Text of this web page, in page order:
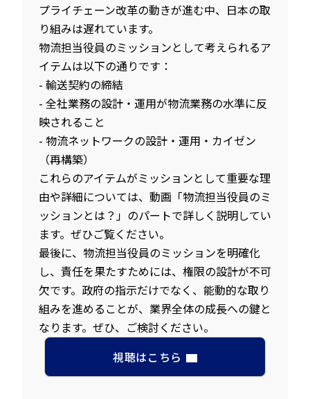
プライチェーン改革の動きが進む中、日本の取
り組みは遅れています。
物流担当役員のミッションとして考えられるア
イテムは以下の通りです：
- 輸送契約の締結
- 全社業務の設計・運用が物流業務の水準に反
映されること
- 物流ネットワークの設計・運用・カイゼン
（再構築）
これらのアイテムがミッションとして重要な理
由や詳細については、動画「物流担当役員のミ
ッションとは？」のパートで詳しく説明してい
ます。ぜひご覧ください。
最後に、物流担当役員のミッションを明確化
し、責任を果たすためには、権限の設計が不可
欠です。政府の指示だけでなく、能動的な取り
組みを進めることが、業界全体の成長への鍵と
なります。ぜひ、ご検討ください。
視聴はこちら